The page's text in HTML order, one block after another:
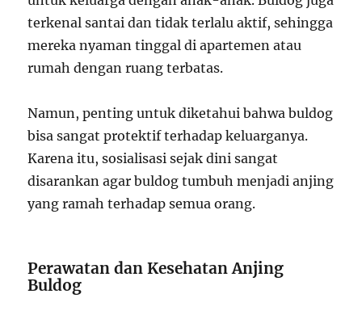
terkenal santai dan tidak terlalu aktif, sehingga
mereka nyaman tinggal di apartemen atau
rumah dengan ruang terbatas.
Namun, penting untuk diketahui bahwa buldog
bisa sangat protektif terhadap keluarganya.
Karena itu, sosialisasi sejak dini sangat
disarankan agar buldog tumbuh menjadi anjing
yang ramah terhadap semua orang.
Perawatan dan Kesehatan Anjing
Buldog